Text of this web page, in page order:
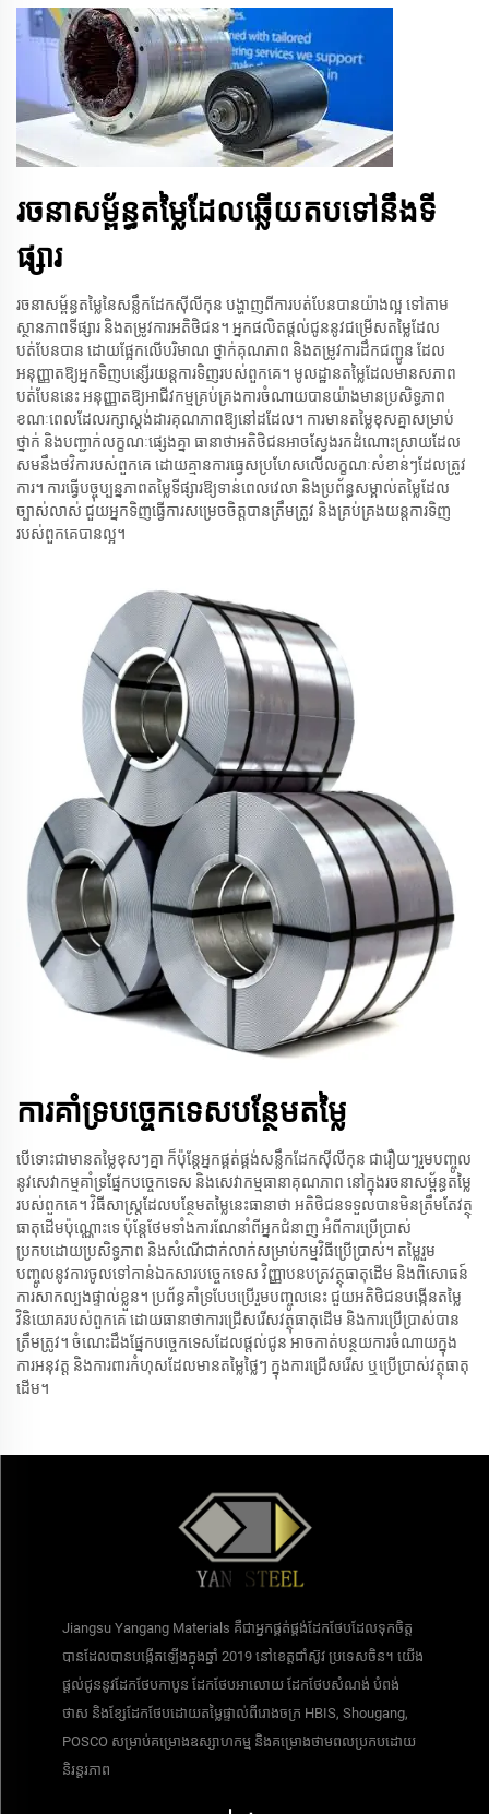
រចនាសម្ព័ន្ធតម្លៃដែលឆ្លើយតបទៅនឹងទី
ផ្សារ
រចនាសម្ព័ន្ធតម្លៃ​នៃ​សន្លឹក​ដែក​ស៊ីលីកុន បង្ហាញ​ពី​ការ​បត់បែន​បាន​យ៉ាង​ល្អ ទៅ​តាម​
ស្ថានភាព​ទីផ្សារ និង​តម្រូវការ​អតិថិជន។ អ្នកផលិត​ផ្តល់​ជូន​នូវ​ជម្រើស​តម្លៃ​ដែល​
បត់បែន​បាន ដោយ​ផ្អែក​លើ​បរិមាណ ថ្នាក់គុណភាព និង​តម្រូវការ​ដឹកជញ្ជូន ដែល​
អនុញ្ញាត​ឱ្យ​អ្នក​ទិញ​បន្សើរ​យន្តការ​ទិញ​របស់​ពួកគេ។ មូលដ្ឋាន​តម្លៃ​ដែល​មាន​សភាព​
បត់បែន​នេះ អនុញ្ញាត​ឱ្យ​អាជីវកម្ម​គ្រប់គ្រង​ការ​ចំណាយ​បាន​យ៉ាង​មានប្រសិទ្ធភាព
ខណៈ​ពេល​ដែល​រក្សា​ស្តង់ដារ​គុណភាព​ឱ្យ​នៅ​ដដែល។ ការ​មាន​តម្លៃ​ខុស​គ្នា​សម្រាប់​
ថ្នាក់ និង​បញ្ជាក់​លក្ខណៈ​ផ្សេង​គ្នា ធានា​ថា​អតិថិជន​អាច​ស្វែងរក​ដំណោះស្រាយ​ដែល​
សម​នឹង​ថវិកា​របស់​ពួកគេ ដោយ​គ្មាន​ការ​ធ្វេសប្រហែស​លើ​លក្ខណៈ​សំខាន់ៗ​ដែល​ត្រូវ​
ការ។ ការ​ធ្វើ​បច្ចុប្បន្នភាព​តម្លៃ​ទីផ្សារ​ឱ្យ​ទាន់ពេលវេលា និង​ប្រព័ន្ធ​សម្គាល់​តម្លៃ​ដែល​
ច្បាស់លាស់ ជួយ​អ្នក​ទិញ​ធ្វើ​ការ​សម្រេច​ចិត្ត​បាន​ត្រឹមត្រូវ និង​គ្រប់គ្រង​យន្តការ​ទិញ​
របស់​ពួកគេ​បាន​ល្អ។
ការ​គាំទ្រ​បច្ចេកទេស​បន្ថែម​តម្លៃ
បើទោះជាមានតម្លៃខុសៗគ្នា ក៏ប៉ុន្តែអ្នកផ្គត់ផ្គង់សន្លឹកដែកស៊ីលីកុន ជារឿយៗរួមបញ្ចូល
នូវសេវាកម្មគាំទ្រផ្នែកបច្ចេកទេស និងសេវាកម្មធានាគុណភាព នៅក្នុងរចនាសម្ព័ន្ធតម្លៃ
របស់ពួកគេ។ វិធីសាស្រ្តដែលបន្ថែមតម្លៃនេះធានាថា អតិថិជនទទួលបានមិនត្រឹមតែវត្ថុ
ធាតុដើមប៉ុណ្ណោះទេ ប៉ុន្តែថែមទាំងការណែនាំពីអ្នកជំនាញ អំពីការប្រើប្រាស់
ប្រកបដោយប្រសិទ្ធភាព និងសំណើជាក់លាក់សម្រាប់កម្មវិធីប្រើប្រាស់។ តម្លៃរួម
បញ្ចូលនូវការចូលទៅកាន់ឯកសារបច្ចេកទេស វិញ្ញាបនបត្រវត្ថុធាតុដើម និងពិសោធន៍
ការសាកល្បងផ្ទាល់ខ្លួន។ ប្រព័ន្ធគាំទ្របែបប្រើរួមបញ្ចូលនេះ ជួយអតិថិជនបង្កើនតម្លៃ
វិនិយោគរបស់ពួកគេ ដោយធានាថាការជ្រើសរើសវត្ថុធាតុដើម និងការប្រើប្រាស់បាន
ត្រឹមត្រូវ។ ចំណេះដឹងផ្នែកបច្ចេកទេសដែលផ្តល់ជូន អាចកាត់បន្ថយការចំណាយក្នុង
ការអនុវត្ត និងការពារកំហុសដែលមានតម្លៃថ្លៃៗ ក្នុងការជ្រើសរើស ឬប្រើប្រាស់វត្ថុធាតុ
ដើម។
Jiangsu Yangang Materials គឺជាអ្នកផ្គត់ផ្គង់ដែកថែបដែលទុកចិត្ត
បានដែលបានបង្កើតឡើងក្នុងឆ្នាំ 2019 នៅខេត្តជាំស៊ូវ ប្រទេសចិន។ យើង
ផ្តល់ជូននូវដែកថែបកាបូន ដែកថែបអាលោយ ដែកថែបសំណង់ បំពង់
ថាស និងខ្សែដែកថែបដោយតម្លៃផ្ទាល់ពីរោងចក្រ HBIS, Shougang,
POSCO សម្រាប់គម្រោងឧស្សាហកម្ម និងគម្រោងថាមពលប្រកបដោយ
និរន្តរភាព